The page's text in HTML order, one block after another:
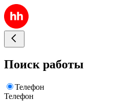
Поиск работы
Телефон
Телефон